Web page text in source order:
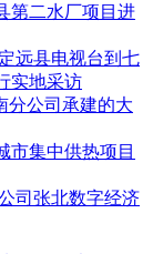
第二水厂项目进
远县电视台到七
实地采访
分公司承建的大
市集中供热项目
司张北数字经济